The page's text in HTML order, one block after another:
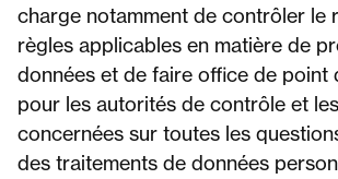
charge notamment de contrôler le
règles applicables en matière de
données et de faire office de point
pour les autorités de contrôle et
concernées sur toutes les
des traitements de données